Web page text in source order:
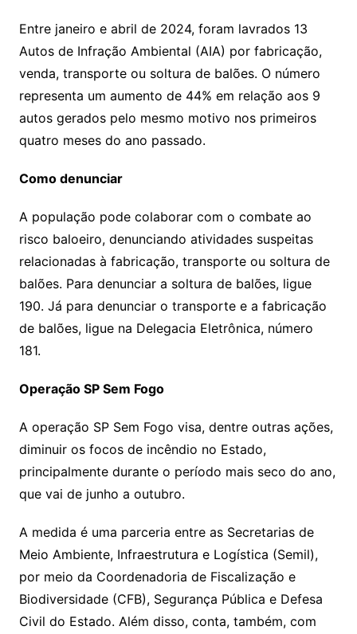
Entre janeiro e abril de 2024, foram lavrados 13
Autos de Infração Ambiental (AIA) por fabricação,
venda, transporte ou soltura de balões. O número
representa um aumento de 44% em relação aos 9
autos gerados pelo mesmo motivo nos primeiros
quatro meses do ano passado.
Como denunciar
A população pode colaborar com o combate ao
risco baloeiro, denunciando atividades suspeitas
relacionadas à fabricação, transporte ou soltura de
balões. Para denunciar a soltura de balões, ligue
190. Já para denunciar o transporte e a fabricação
de balões, ligue na Delegacia Eletrônica, número
181.
Operação SP Sem Fogo
A operação SP Sem Fogo visa, dentre outras ações,
diminuir os focos de incêndio no Estado,
principalmente durante o período mais seco do ano,
que vai de junho a outubro.
A medida é uma parceria entre as Secretarias de
Meio Ambiente, Infraestrutura e Logística (Semil),
por meio da Coordenadoria de Fiscalização e
Biodiversidade (CFB), Segurança Pública e Defesa
Civil do Estado. Além disso, conta, também, com